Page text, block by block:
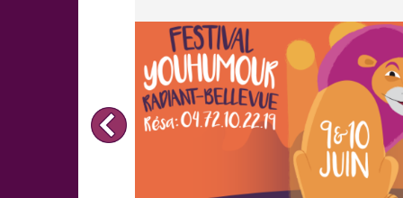
- Nilson José :Dans « Affaire de famille »,
amis, sa familles et ses rencontres en traitant
concernent tous.
- Lenny Harvey :Jeune humoriste de 27 ans,
Comedy Club. Dans son spectacle « Ce que
rapports compliqués entre les hommes et les
Découvert au show sur M6 «
l’équipe d’ « On ne demande qu’a en rire »